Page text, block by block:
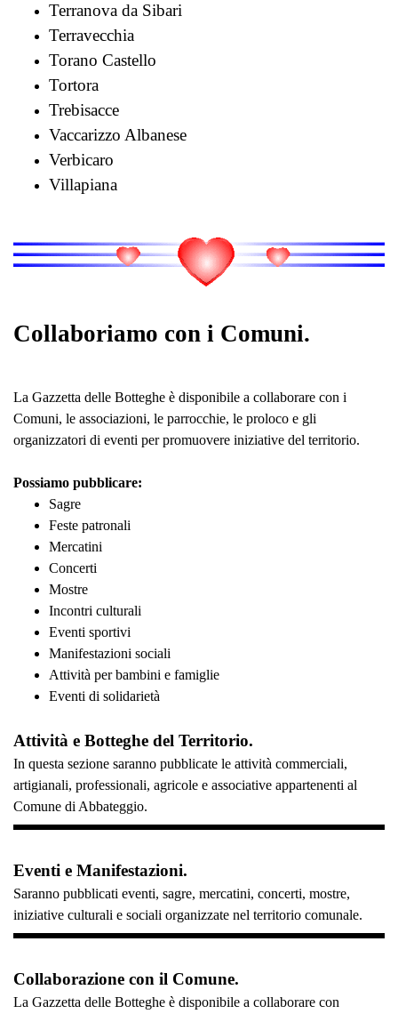
Terranova da Sibari
Terravecchia
Torano Castello
Tortora
Trebisacce
Vaccarizzo Albanese
Verbicaro
Villapiana
Collaboriamo con i Comuni.
La Gazzetta delle Botteghe è disponibile a collaborare con i
Comuni, le associazioni, le parrocchie, le proloco e gli
organizzatori di eventi per promuovere iniziative del territorio.
Possiamo pubblicare:
Sagre
Feste patronali
Mercatini
Concerti
Mostre
Incontri culturali
Eventi sportivi
Manifestazioni sociali
Attività per bambini e famiglie
Eventi di solidarietà
Attività e Botteghe del Territorio.
In questa sezione saranno pubblicate le attività commerciali,
artigianali, professionali, agricole e associative appartenenti al
Comune di Abbateggio.
Eventi e Manifestazioni.
Saranno pubblicati eventi, sagre, mercatini, concerti, mostre,
iniziative culturali e sociali organizzate nel territorio comunale.
Collaborazione con il Comune.
La Gazzetta delle Botteghe è disponibile a collaborare con